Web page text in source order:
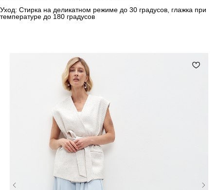
Уход: Стирка на деликатном режиме до 30 градусов, глажка при
температуре до 180 градусов